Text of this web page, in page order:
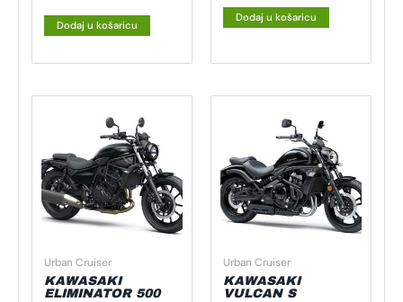
Dodaj u košaricu
Dodaj u košaricu
Urban Cruiser
KAWASAKI
ELIMINATOR 500
Urban Cruiser
KAWASAKI
VULCAN S